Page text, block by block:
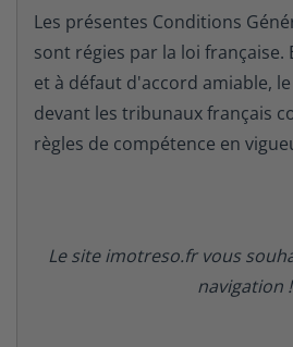
Les présentes Conditions
sont régies par la loi française.
et à défaut d'accord amiable,
devant les tribunaux français
règles de compétence en
Le site imotreso.fr vous
navigation !